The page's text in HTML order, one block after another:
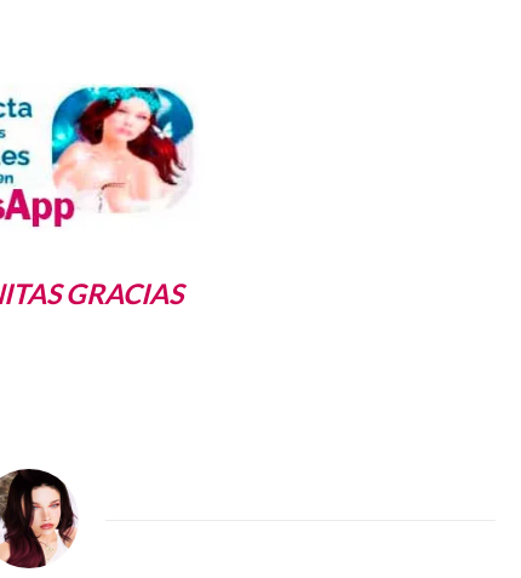
GRACIAS